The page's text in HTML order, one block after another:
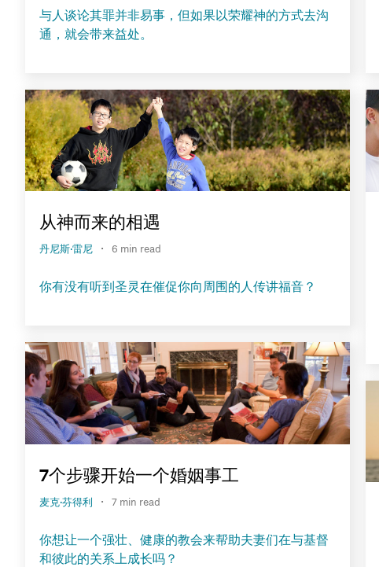
与人谈论其罪并非易事，但如果以荣耀神的方式去沟
通，就会带来益处。
从神而来的相遇
丹尼斯·雷尼 · 6 min read
你有没有听到圣灵在催促你向周围的人传讲福音？
7个步骤开始一个婚姻事工
麦克·芬得利 · 7 min read
你想让一个强壮、健康的教会来帮助夫妻们在与基督
和彼此的关系上成长吗？